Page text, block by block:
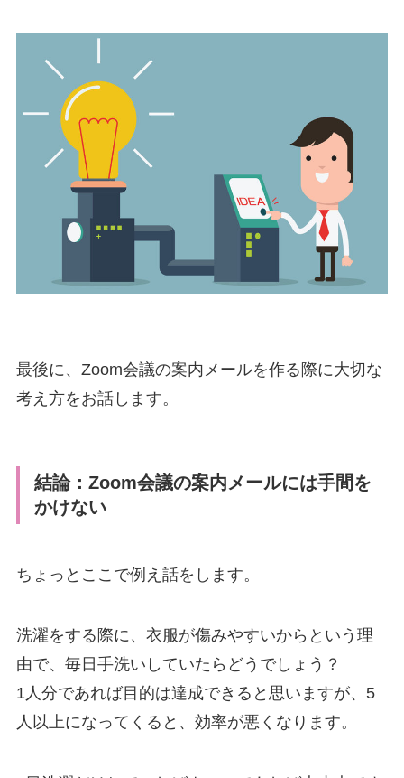
最後に、Zoom会議の案内メールを作る際に大切な
考え方をお話します。
結論：Zoom会議の案内メールには手間を
かけない
ちょっとここで例え話をします。
洗濯をする際に、衣服が傷みやすいからという理
由で、毎日手洗いしていたらどうでしょう？
1人分であれば目的は達成できると思いますが、5
人以上になってくると、効率が悪くなります。